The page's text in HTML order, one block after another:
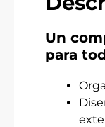
Un
para